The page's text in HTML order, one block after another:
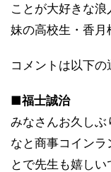
ことが大好きな
妹の高校生・香月
コメントは以下の
■福士誠治
みなさんお久し
なと商事コインラ
とで先生も嬉し